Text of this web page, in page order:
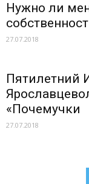
Нужно ли
27.07.2018
Пятилетний
«Почемучки
27.07.2018